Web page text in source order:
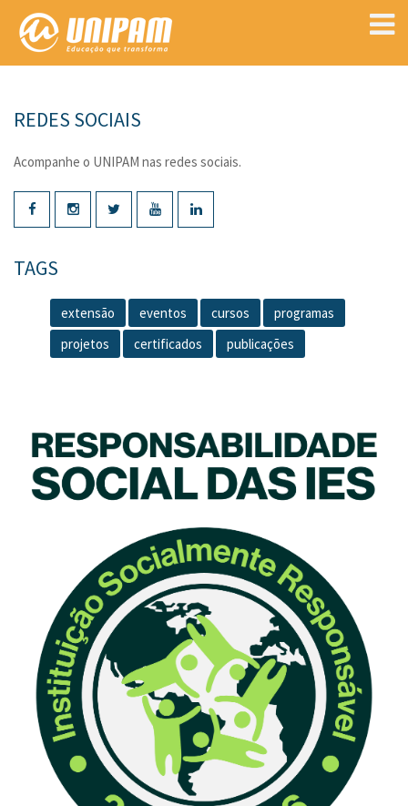
REDES SOCIAIS
Acompanhe o UNIPAM nas redes sociais.
TAGS
extensão eventos cursos
programas
projetos
certificados publicações